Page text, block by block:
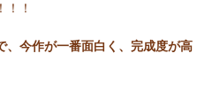
！
、今作が一番面白く、完成度が高